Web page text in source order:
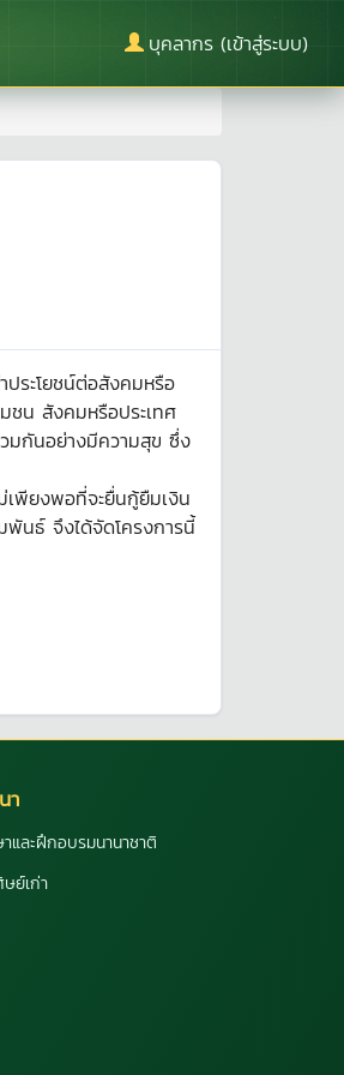
บุคลากร (เข้าสู่ระบบ)
ระโยชน์ต่อสังคมหรือ
ชน สังคมหรือประเทศ
มกันอย่างมีความสุข ซึ่ง
เพียงพอที่จะยื่นกู้ยืมเงิน
พันธ์ จึงได้จัดโครงการนี้
า
และฝึกอบรมนานาชาติ
ย์เก่า